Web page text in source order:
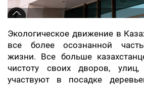
Экологическое движение в
все более осознанной
жизни. Все больше
чистоту своих дворов, улиц,
участвуют в посадке